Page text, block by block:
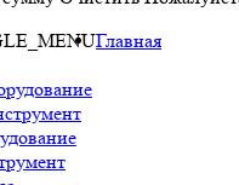
Главная